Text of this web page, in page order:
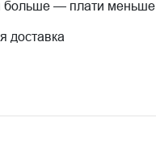
больше — плати меньше
доставка